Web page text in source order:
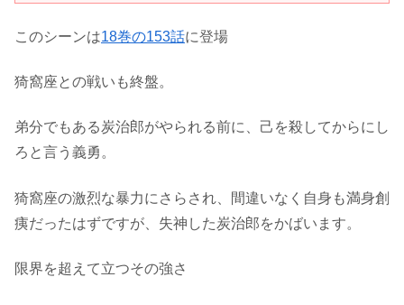
このシーンは18巻の153話に登場
猗窩座との戦いも終盤。
弟分でもある炭治郎がやられる前に、己を殺してからにし
ろと言う義勇。
猗窩座の激烈な暴力にさらされ、間違いなく自身も満身創
痍だったはずですが、失神した炭治郎をかばいます。
限界を超えて立つその強さ